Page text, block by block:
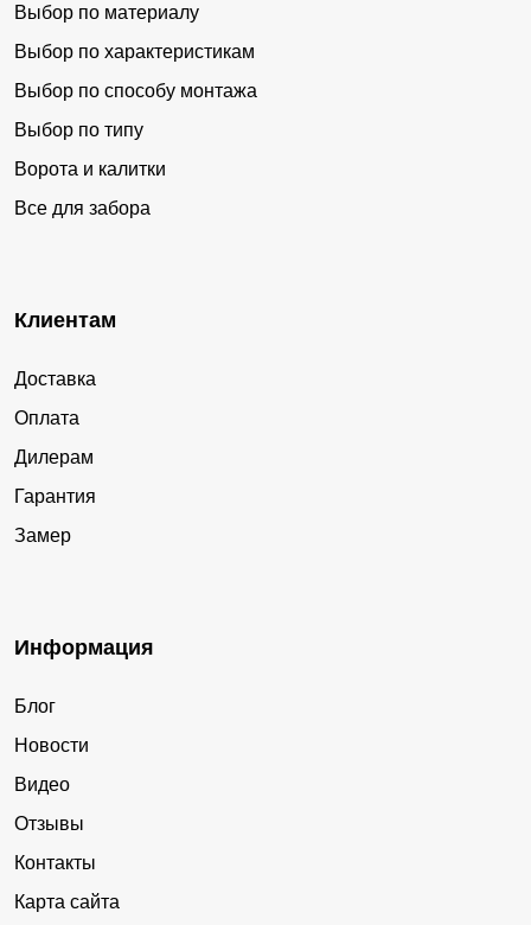
Выбор по материалу
Выбор по характеристикам
Выбор по способу монтажа
Выбор по типу
Ворота и калитки
Все для забора
Клиентам
Доставка
Оплата
Дилерам
Гарантия
Замер
Информация
Блог
Новости
Видео
Отзывы
Контакты
Карта сайта